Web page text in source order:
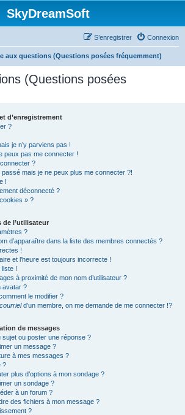
SkyDreamSoft
Connexion
S’enregistrer
aux questions (Questions posées fréquemment)
(Questions posées
d’enregistrement
?
je n’y parviens pas !
peux pas me connecter !
?
mais je ne peux plus me connecter ?!
!
déconnecté ?
» ?
de l’utilisateur
?
d’apparaître dans la liste des membres connectés ?
!
et l’heure est toujours incorrecte !
liste !
à proximité de mon nom d’utilisateur ?
avatar ?
le modifier ?
courrield’un membre, on me demande de me connecter !?
de messages
ou poster une réponse ?
un message ?
à mes messages ?
?
plus d’options à mon sondage ?
un sondage ?
à un forum ?
des fichiers à mon message ?
?